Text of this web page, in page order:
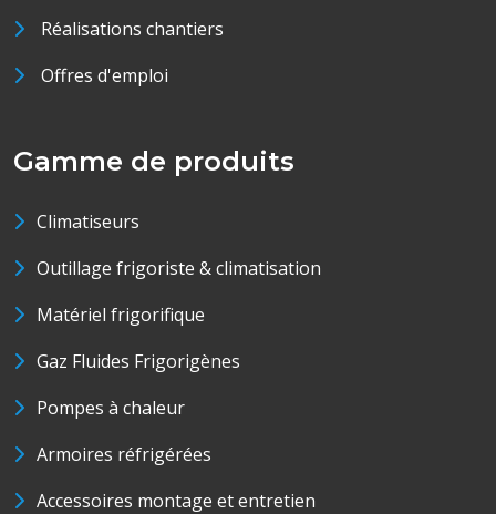
Réalisations chantiers
Offres d'emploi
Gamme de produits
Climatiseurs
Outillage frigoriste & climatisation
Matériel frigorifique
Gaz Fluides Frigorigènes
Pompes à chaleur
Armoires réfrigérées
Accessoires montage et entretien